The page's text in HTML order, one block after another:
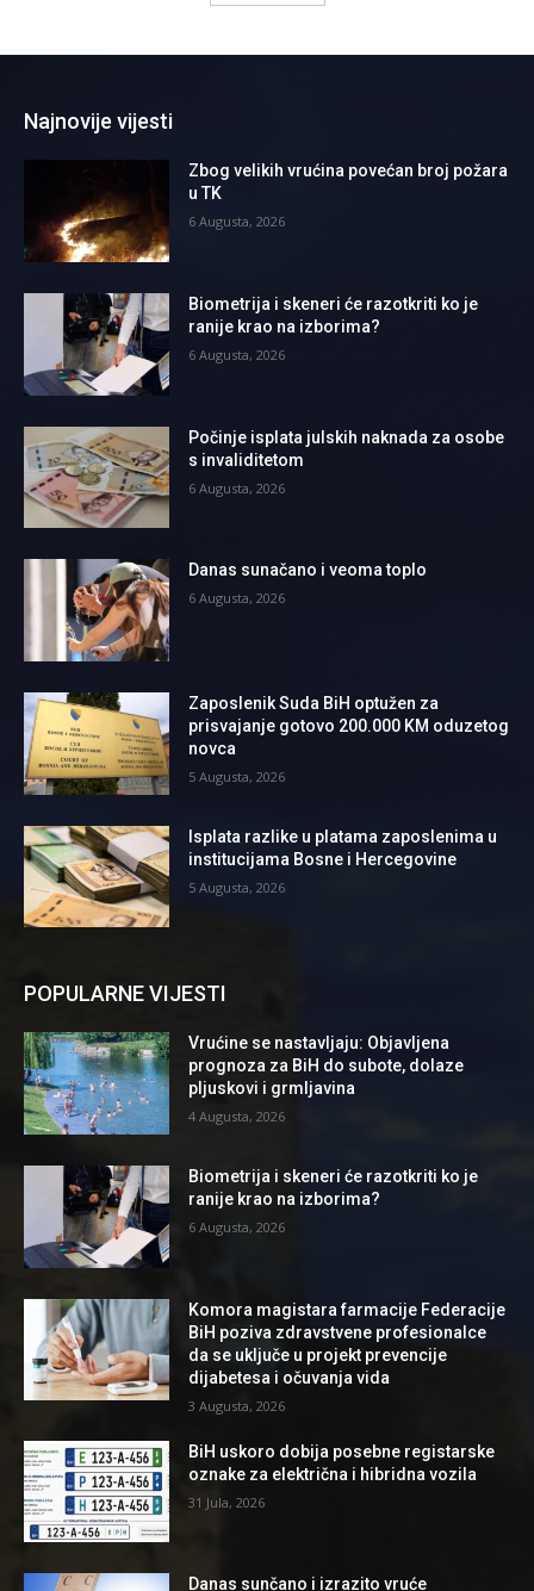
Najnovije vijesti
Zbog velikih vrućina povećan broj požara
u TK
6 Augusta, 2026
Biometrija i skeneri će razotkriti ko je
ranije krao na izborima?
6 Augusta, 2026
Počinje isplata julskih naknada za osobe
s invaliditetom
6 Augusta, 2026
Danas sunačano i veoma toplo
6 Augusta, 2026
Zaposlenik Suda BiH optužen za
prisvajanje gotovo 200.000 KM oduzetog
novca
5 Augusta, 2026
Isplata razlike u platama zaposlenima u
institucijama Bosne i Hercegovine
5 Augusta, 2026
POPULARNE VIJESTI
Vrućine se nastavljaju: Objavljena
prognoza za BiH do subote, dolaze
pljuskovi i grmljavina
4 Augusta, 2026
Biometrija i skeneri će razotkriti ko je
ranije krao na izborima?
6 Augusta, 2026
Komora magistara farmacije Federacije
BiH poziva zdravstvene profesionalce
da se uključe u projekt prevencije
dijabetesa i očuvanja vida
3 Augusta, 2026
BiH uskoro dobija posebne registarske
oznake za električna i hibridna vozila
31 Jula, 2026
Danas sunčano i izrazito vruće